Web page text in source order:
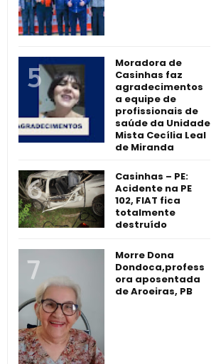
Moradora de
Casinhas faz
agradecimentos
a equipe de
profissionais de
saúde da Unidade
Mista Cecília Leal
de Miranda
Casinhas – PE:
Acidente na PE
102, FIAT fica
totalmente
destruído
Morre Dona
Dondoca,profess
ora aposentada
de Aroeiras, PB